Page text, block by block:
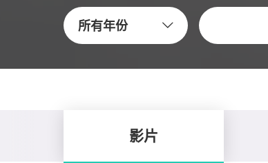
所有年份
關鍵字
影片